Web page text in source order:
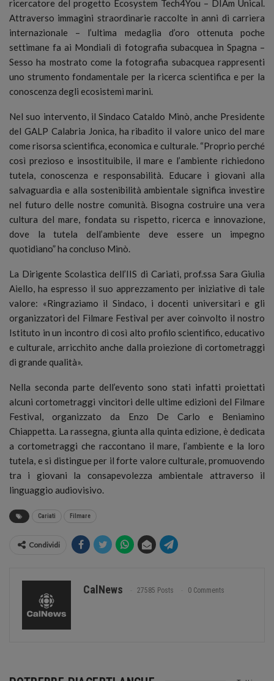
ricercatore del progetto Ecosystem Tech4You – DIAm Unical.
Attraverso immagini straordinarie raccolte in anni di carriera
internazionale – l’ultima medaglia d’oro ottenuta poche
settimane fa ai Mondiali di fotografia subacquea in Spagna –
Sesso ha mostrato come la fotografia subacquea rappresenti
uno strumento fondamentale per la ricerca scientifica e per la
conoscenza degli ecosistemi marini.
Nel suo intervento, il Sindaco Cataldo Minò, anche Presidente
del GALP Calabria Jonica, ha ribadito il valore unico del mare
come risorsa scientifica, economica e culturale. “Proprio perché
così prezioso e insostituibile, il mare e l’ambiente richiedono
tutela, conoscenza e responsabilità. Educare i giovani alla
salvaguardia e alla sostenibilità ambientale significa investire
nel futuro delle nostre comunità. Bisogna costruire una vera
cultura del mare, fondata su rispetto, ricerca e innovazione,
dove la tutela dell’ambiente deve essere un impegno
quotidiano” ha concluso Minò.
La Dirigente Scolastica dell’IIS di Cariati, prof.ssa Sara Giulia
Aiello, ha espresso il suo apprezzamento per iniziative di tale
valore: «Ringraziamo il Sindaco, i docenti universitari e gli
organizzatori del Filmare Festival per aver coinvolto il nostro
Istituto in un incontro di così alto profilo scientifico, educativo
e culturale, arricchito anche dalla proiezione di cortometraggi
di grande qualità».
Nella seconda parte dell’evento sono stati infatti proiettati
alcuni cortometraggi vincitori delle ultime edizioni del Filmare
Festival, organizzato da Enzo De Carlo e Beniamino
Chiappetta. La rassegna, giunta alla quinta edizione, è dedicata
a cortometraggi che raccontano il mare, l’ambiente e la loro
tutela, e si distingue per il forte valore culturale, promuovendo
tra i giovani la consapevolezza ambientale attraverso il
linguaggio audiovisivo.
Cariati Filmare
Condividi
CalNews 27585 Posts 0 Comments